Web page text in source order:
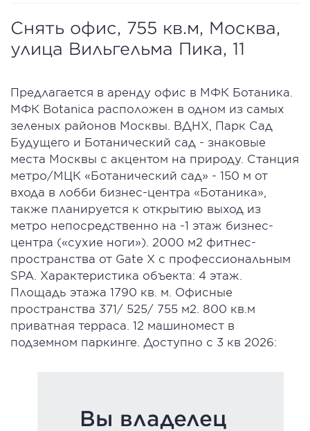
Снять офис, 755 кв.м, Москва,
улица Вильгельма Пика, 11
Предлагается в аренду офис в МФК Ботаника.
МФК Botanica расположен в одном из самых
зеленых районов Москвы. ВДНХ, Парк Сад
Будущего и Ботанический сад - знаковые
места Москвы с акцентом на природу. Станция
метро/МЦК «Ботанический сад» - 150 м от
входа в лобби бизнес-центра «Ботаника»,
также планируется к открытию выход из
метро непосредственно на -1 этаж бизнес-
центра («сухие ноги»). 2000 м2 фитнес-
пространства от Gate X с профессиональным
SPA. Характеристика объекта: 4 этаж.
Площадь этажа 1790 кв. м. Офисные
пространства 371/ 525/ 755 м2. 800 кв.м
приватная терраса. 12 машиномест в
подземном паркинге. Доступно с 3 кв 2026:
Вы владелец